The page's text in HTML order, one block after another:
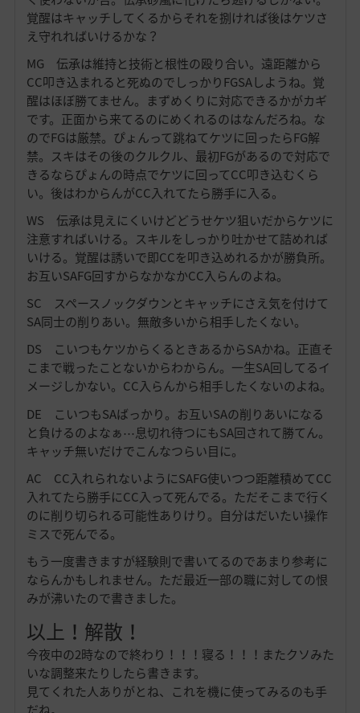
覚醒はキャッチしてくるからそれを捌ければ後はケツさ
え守れればいけるかな？
MG 伝承は維持と技術と根性の殴り合い。遠距離から
CC叩き込まれると死ぬのでしっかりFGSAしようね。覚
醒はほぼ勝てません。まずめくりに対応できるかがカギ
です。正面から来てるのにめくれるのはなんだろね。な
のでFGは厳禁。ぴょんって跳ねてケツに回ったらFG解
禁。スキはその後のクルクル、最初FGがあるので対応で
きるならぴょんの時点でケツに回ってCC叩き込むくら
い。後はわからんがCC入れてたら勝手に入る。
WS 伝承は見えにくいけどどうせケツ狙いだからケツに
注意すればいける。スキルをしっかり吐かせて詰めれば
いける。覚醒は誘いで即CCを叩き込めれるかが勝負所。
お互いSAFG回すからなかなかCC入らんのよね。
SC スペースノックダウンとキャッチにさえ気を付けて
SA同士の削りあい。無敵多いから相手したくない。
DS こいつもケツからくるときあるからSAかね。正直そ
こまで戦ったことないからわからん。一生SA回してるイ
メージしかない。CC入らんから相手したくないのよね。
DE こいつもSAばっかり。お互いSAの削りあいになる
と負けるのよなぁ⋯息切れ待つにもSA回されて勝てん。
キャッチ無いだけでこんなつらい目に。
AC CC入れられないようにSAFG使いつつ距離積めてCC
入れてたら勝手にCC入って死んでる。ただそこまで行く
のに削り切られる可能性ありけり。自分はだいたい操作
ミスで死んでる。
もう一度書きますが経験則で書いてるのであまり参考に
ならんかもしれません。ただ最近一部の職に対しての恨
みが沸いたので書きました。
以上！解散！
今夜中の2時なので終わり！！！寝る！！！またクソみた
いな調整来たりしたら書きます。
見てくれた人ありがとね、これを機に使ってみるのも手